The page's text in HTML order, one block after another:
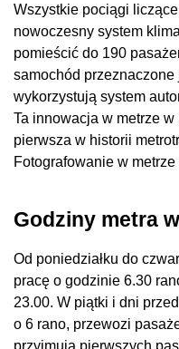
Wszystkie pociągi
nowoczesny system
pomieścić do 190
samochód
wykorzystują system
Ta innowacja w metrze
pierwsza w historii
Fotografowanie w
Godziny metra
Od poniedziałku do
pracę o godzinie 6.30
23.00. W piątki i dni
o 6 rano, przewozi